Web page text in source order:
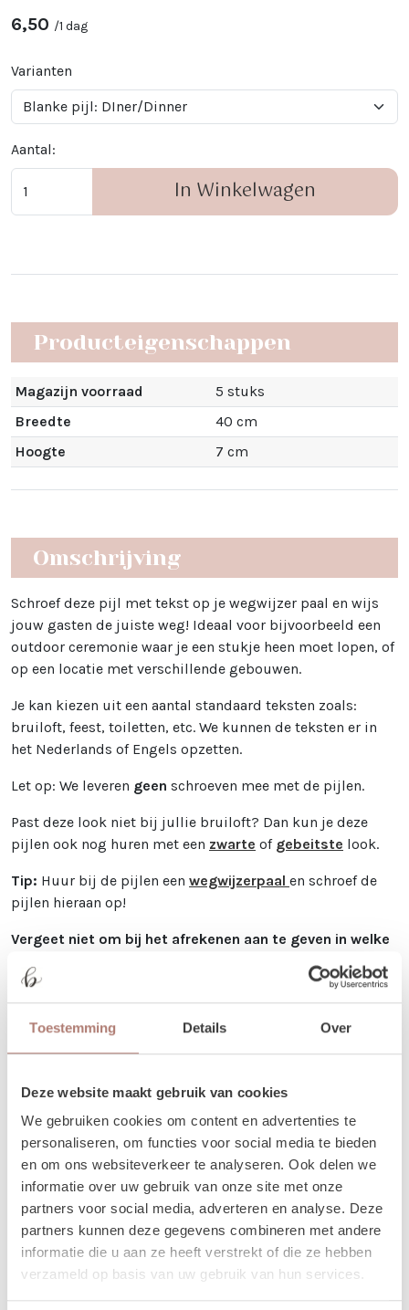
Toestemming Details Over
Deze website maakt gebruik van cookies
We gebruiken cookies om content en advertenties te
personaliseren, om functies voor social media te bieden
en om ons websiteverkeer te analyseren. Ook delen we
informatie over uw gebruik van onze site met onze
partners voor social media, adverteren en analyse. Deze
partners kunnen deze gegevens combineren met andere
informatie die u aan ze heeft verstrekt of die ze hebben
verzameld op basis van uw gebruik van hun services.
6,50 /1 dag
Varianten
Aantal:
In Winkelwagen
Producteigenschappen
Magazijn voorraad
5 stuks
Breedte
40 cm
Hoogte
7 cm
Omschrijving
Schroef deze pijl met tekst op je wegwijzer paal en wijs
jouw gasten de juiste weg! Ideaal voor bijvoorbeeld een
outdoor ceremonie waar je een stukje heen moet lopen, of
op een locatie met verschillende gebouwen.
Je kan kiezen uit een aantal standaard teksten zoals:
bruiloft, feest, toiletten, etc. We kunnen de teksten er in
het Nederlands of Engels opzetten.
Let op: We leveren geen schroeven mee met de pijlen.
Past deze look niet bij jullie bruiloft? Dan kun je deze
pijlen ook nog huren met een zwarte of gebeitste look.
Tip: Huur bij de pijlen een wegwijzerpaal en schroef de
pijlen hieraan op!
Vergeet niet om bij het afrekenen aan te geven in welke
Verhuur - Hoe werkt het? In het
kort..
Bij het bestellen: Voer alleen de dagen in waarop je het gebruikt. Trouw
je op 25 april, voer dan 2 keer 25 april in. Duurt jouw event 3 dagen, vul
dan 25-27 april in.
Je kunt de items laten bezorgen of zelf in Utrecht komen ophalen.
De dag voor je event kun je de items ophalen of laten bezorgen. De dag
na je event mag het weer terugbrengen, of halen wij het voor je op! Valt
jouw bezorgdag/terugbreng dag in het weekend? Dan plannen we
daarom heen. Bijvoorbeeld: Jullie trouwen op zaterdag. De items
worden dan op vrijdag bezorgd, en op maandag weer opgehaald. De
verhuurchauffeurs rijden niet op zaterdag of zondag en we zijn dan ook